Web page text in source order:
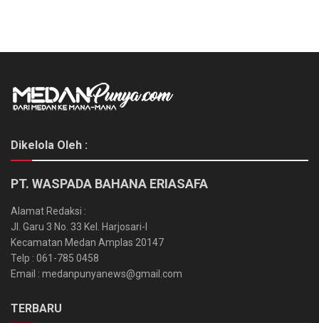
Dikelola Oleh :
PT. WASPADA BAHANA ERIASAFA
Alamat Redaksi :
Jl. Garu 3 No. 33 Kel. Harjosari-I
Kecamatan Medan Amplas 20147
Telp : 061-785 0458
Email : medanpunyanews@gmail.com
TERBARU